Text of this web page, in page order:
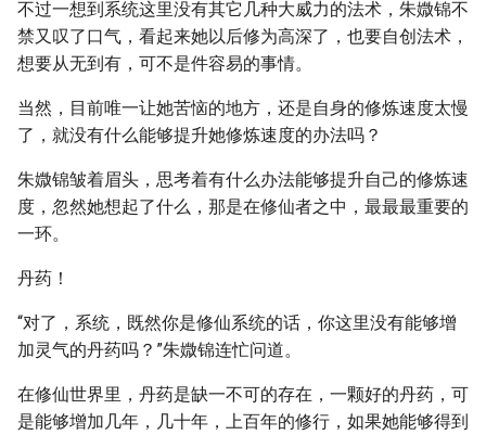
不过一想到系统这里没有其它几种大威力的法术，朱媺锦不
禁又叹了口气，看起来她以后修为高深了，也要自创法术，
想要从无到有，可不是件容易的事情。
当然，目前唯一让她苦恼的地方，还是自身的修炼速度太慢
了，就没有什么能够提升她修炼速度的办法吗？
朱媺锦皱着眉头，思考着有什么办法能够提升自己的修炼速
度，忽然她想起了什么，那是在修仙者之中，最最最重要的
一环。
丹药！
“对了，系统，既然你是修仙系统的话，你这里没有能够增
加灵气的丹药吗？”朱媺锦连忙问道。
在修仙世界里，丹药是缺一不可的存在，一颗好的丹药，可
是能够增加几年，几十年，上百年的修行，如果她能够得到